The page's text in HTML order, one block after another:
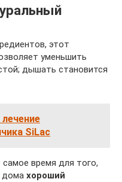
этот
уменьшить
дышать становится
SiLac
время для того,
дома хороший